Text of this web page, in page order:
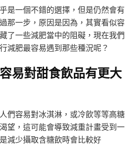
是一個不錯的選擇，但是仍然會有
那一步，原因是因為，其實看似容
了一些減肥當中的阻礙，現在我們
減肥最容易遇到那些種況呢？
易對甜食飲品有更大
們容易對冰淇淋，或冷飲等等高糖
望，這可能會導致減重計畫受到一
減少攝取含糖飲時會比較好